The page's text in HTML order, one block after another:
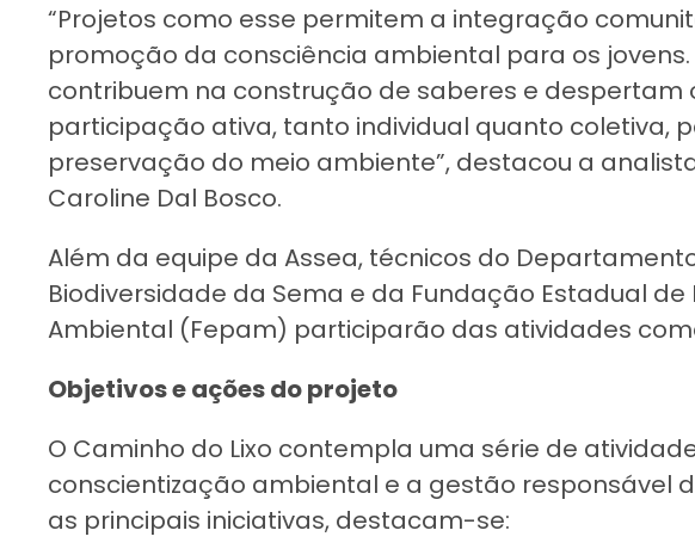
“Projetos como esse permitem a integração
promoção da consciência ambiental para os
contribuem na construção de saberes e despertam
participação ativa, tanto individual quanto coletiva,
preservação do meio ambiente”, destacou a
Caroline Dal Bosco.
Além da equipe da Assea, técnicos do
Biodiversidade da Sema e da Fundação Estadual de
Ambiental (Fepam) participarão das atividades
Objetivos e ações do projeto
O Caminho do Lixo contempla uma série de
conscientização ambiental e a gestão responsável
as principais iniciativas, destacam-se: